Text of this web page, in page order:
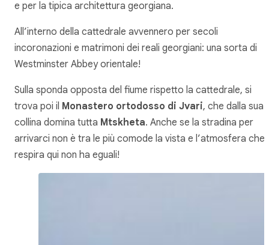
e per la tipica architettura georgiana.
All’interno della cattedrale avvennero per secoli
incoronazioni e matrimoni dei reali georgiani: una sorta di
Westminster Abbey orientale!
Sulla sponda opposta del fiume rispetto la cattedrale, si
trova poi il Monastero ortodosso di Jvari, che dalla sua
collina domina tutta Mtskheta. Anche se la stradina per
arrivarci non è tra le più comode la vista e l’atmosfera che
respira qui non ha eguali!